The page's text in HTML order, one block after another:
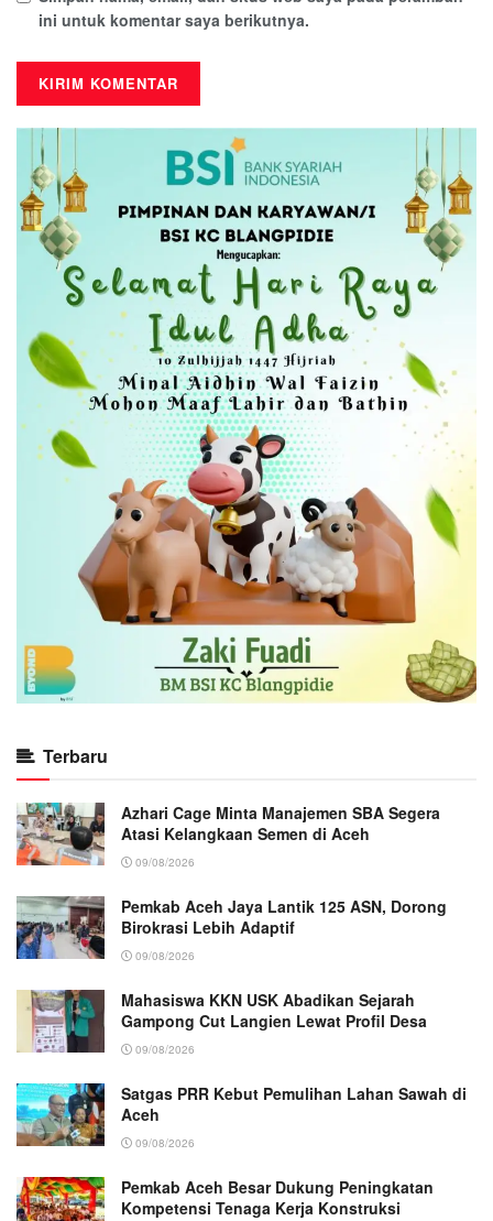
ini untuk komentar saya berikutnya.
Terbaru
Azhari Cage Minta Manajemen SBA Segera
Atasi Kelangkaan Semen di Aceh
09/08/2026
Pemkab Aceh Jaya Lantik 125 ASN, Dorong
Birokrasi Lebih Adaptif
09/08/2026
Mahasiswa KKN USK Abadikan Sejarah
Gampong Cut Langien Lewat Profil Desa
09/08/2026
Satgas PRR Kebut Pemulihan Lahan Sawah di
Aceh
09/08/2026
Pemkab Aceh Besar Dukung Peningkatan
Kompetensi Tenaga Kerja Konstruksi